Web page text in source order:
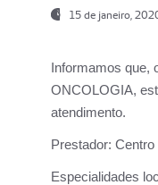
15 de janeiro,
Informamos que,
ONCOLOGIA,
atendimento.
Prestador: Centro
Especialidades